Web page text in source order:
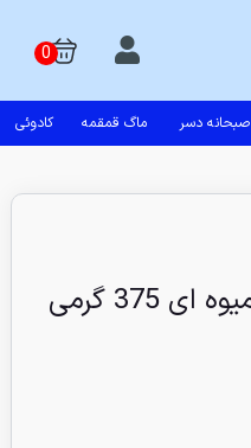
صبحانه دسر ماگ قمقمه کادوئی
کورن فلکس فیتنس میوه ای 375 گرمی